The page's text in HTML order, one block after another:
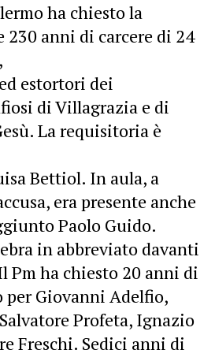
ha chiesto la
230 anni di carcere di 24
estortori dei
di Villagrazia e di
La requisitoria è
Bettiol. In aula, a
era presente anche
Paolo Guido.
in abbreviato davanti
Pm ha chiesto 20 anni di
per Giovanni Adelfio,
Profeta, Ignazio
Freschi. Sedici anni di